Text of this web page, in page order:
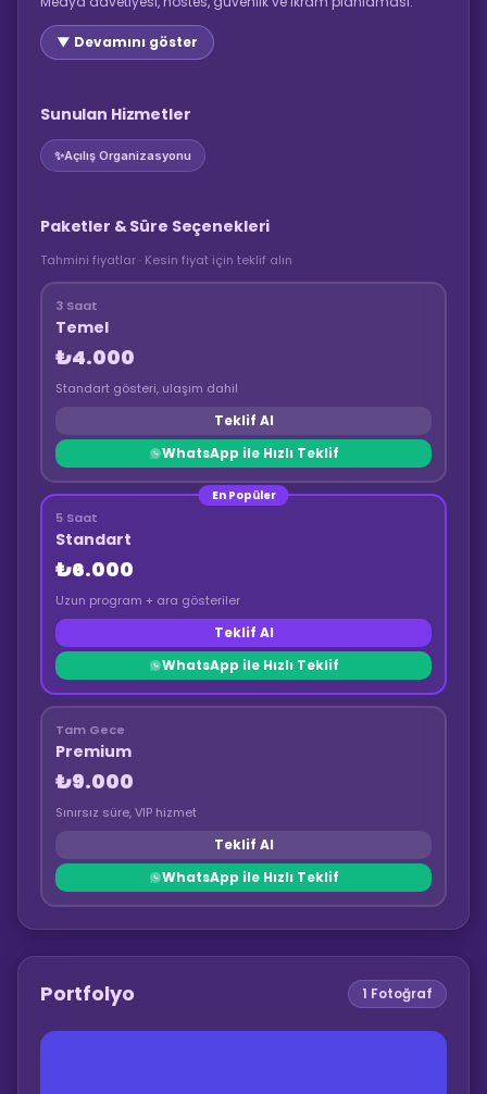
▼ Devamını göster
Sunulan Hizmetler
✨Açılış Organizasyonu
Paketler & Süre Seçenekleri
Tahmini fiyatlar · Kesin fiyat için teklif alın
3 Saat
Temel
₺4.000
Standart gösteri, ulaşım dahil
Teklif Al
WhatsApp ile Hızlı Teklif
En Popüler
5 Saat
Standart
₺6.000
Uzun program + ara gösteriler
Teklif Al
WhatsApp ile Hızlı Teklif
Tam Gece
Premium
₺9.000
Sınırsız süre, VIP hizmet
Teklif Al
WhatsApp ile Hızlı Teklif
Portfolyo 1 Fotoğraf